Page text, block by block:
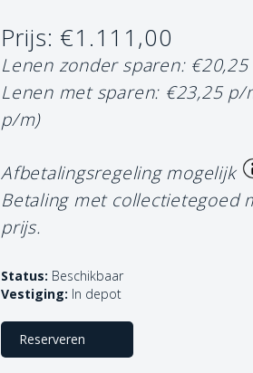
Prijs: €1.111,00
Lenen zonder sparen:
Lenen met sparen: €23,25 p/
p/m)
Afbetalingsregeling mogelijk
Betaling met collectietegoed
prijs.
Status: Beschikbaar
Vestiging: In depot
Reserveren